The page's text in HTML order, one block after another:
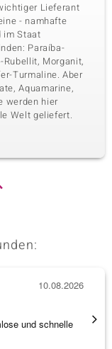
Lieferant
- namhafte
im Staat
Paraíba-
Morganit,
Turmaline. Aber
Aquamarine,
werden hier
Welt geliefert.
und schnelle
10.08.2026
sehr